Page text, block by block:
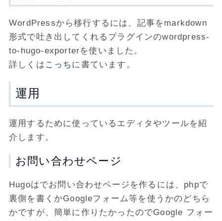
WordPressから移行するには、記事をmarkdown
形式で吐き出してくれるプラグインのwordpress-
to-hugo-exporterを使いました。
詳しくは こっち に書ています。
運用
運用するために使っているエディタやツールを紹
介します。
お問い合わせページ
Hugoはでお問い合わせページを作るには、phpで
裏側を書くかGoogleフォーム等を使うかのどちら
かですが、簡単に作りたかったのでGoogle フォー